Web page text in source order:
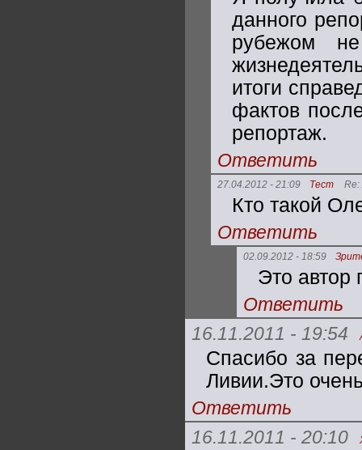
данного
рубежом
итоги
фактов
репортаж.
Ответить
27.04.2012 - 21:09 Тест
Кто такой
Ответить
02.09.2012 - 18:59
Это автор
Ответить
16.11.2011 - 19:54
Спасибо за
Ливии.Это
Ответить
16.11.2011 - 20:10